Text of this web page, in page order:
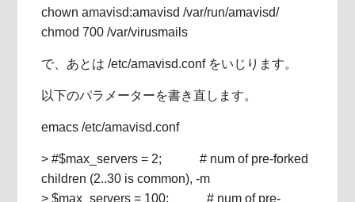
chown amavisd:amavisd /var/run/amavisd/
chmod 700 /var/virusmails
で、あとは /etc/amavisd.conf をいじります。
以下のパラメーターを書き直します。
emacs /etc/amavisd.conf
> #$max_servers = 2; # num of pre-forked
children (2..30 is common), -m
> $max_servers = 100; # num of pre-